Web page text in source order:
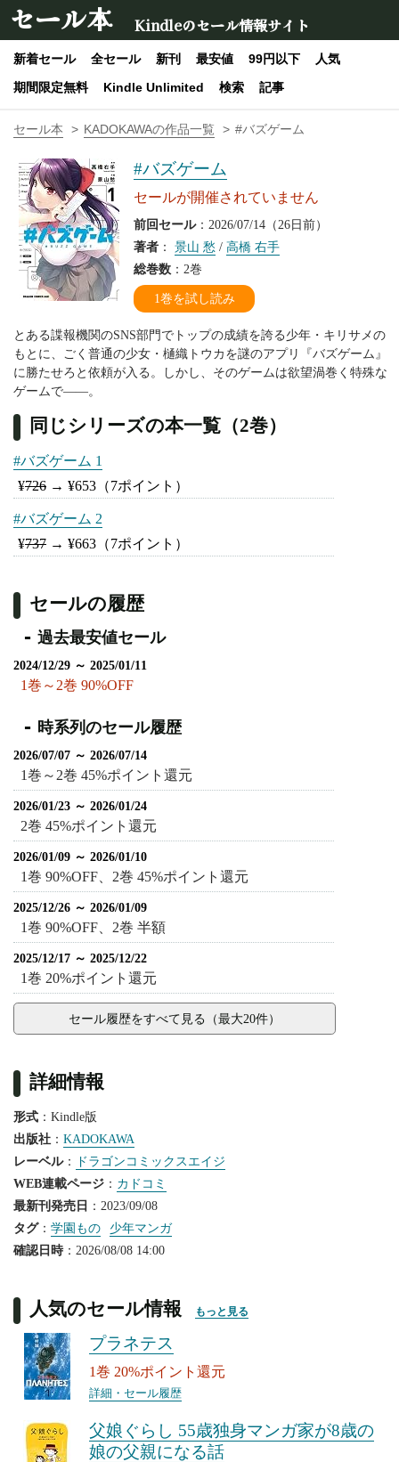
セール本 Kindleのセール情報サイト
新着セール 全セール 新刊 最安値 99円以下
人気
期間限定無料
Kindle Unlimited 検索 記事
セール本 KADOKAWAの作品一覧 #バズゲーム
#バズゲーム
セールが開催されていません
前回セール：2026/07/14（26日前）
著者 ： 景山 愁 / 高橋 右手
総巻数 ：2巻
1巻を試し読み
とある諜報機関のSNS部門でトップの成績を誇る少年・キリサメの
もとに、ごく普通の少女・樋織トウカを謎のアプリ『バズゲーム』
に勝たせろと依頼が入る。しかし、そのゲームは欲望渦巻く特殊な
ゲームで――。
同じシリーズの本一覧（2巻）
#バズゲーム 1
¥726 → ¥653 （7ポイント）
#バズゲーム 2
¥737 → ¥663 （7ポイント）
セールの履歴
過去最安値セール
2024/12/29 ～ 2025/01/11
1巻～2巻 90%OFF
時系列のセール履歴
2026/07/07 ～ 2026/07/14
1巻～2巻 45%ポイント還元
2026/01/23 ～ 2026/01/24
2巻 45%ポイント還元
2026/01/09 ～ 2026/01/10
1巻 90%OFF、2巻 45%ポイント還元
2025/12/26 ～ 2026/01/09
1巻 90%OFF、2巻 半額
2025/12/17 ～ 2025/12/22
1巻 20%ポイント還元
セール履歴をすべて見る（最大20件）
詳細情報
形式 ：Kindle版
出版社 ： KADOKAWA
レーベル：
ドラゴンコミックスエイジ
WEB連載ページ ： カドコミ
最新刊発売日 ：2023/09/08
タグ： 学園もの
少年マンガ
確認日時：2026/08/08 14:00
人気のセール情報 もっと見る
プラネテス
1巻 20%ポイント還元
詳細・セール履歴
父娘ぐらし 55歳独身マンガ家が8歳の
娘の父親になる話